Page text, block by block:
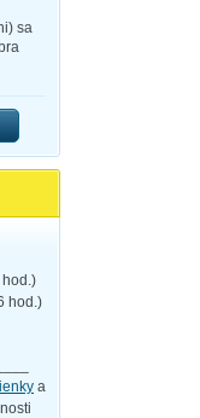
sa
hod.)
a